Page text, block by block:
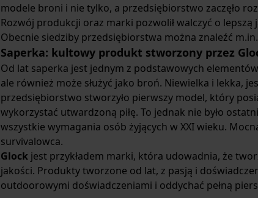
modele broni i nie tylko, a przedsiębiorstwo zaczęło
Rozwój produkcji oraz marki pozwolił walczyć o
Obecnie siedziby przedsiębiorstwa można znaleźć m.in.
Saperka: kultowy produkt stworzony przez
Od lat saperka jest jednym z podstawowych
ale również może służyć jako broń. Niewielka i lekka,
przedsiębiorstwo stworzyło pierwszy model, który
wykorzystać utwardzoną piłę. To jednak nie było
wszystkie wymagania osób żyjących w XXI wieku.
survivalowca.
Glock jest przykładem marki, która udowadnia, że
jakości. Produkty tworzone od lat, z pasją i
outdoorowymi doświadczeniami i oddychać pełną